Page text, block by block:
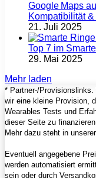
Google Maps
Kompatibilität
21. Juli 2025
Top 7 im
29. Mai 2025
Mehr laden
* Partner-/
wir eine kleine Provision,
Wearables Tests und
dieser Seite zu
Mehr dazu steht in
Eventuell angegebene
werden automatisiert
sein oder durch